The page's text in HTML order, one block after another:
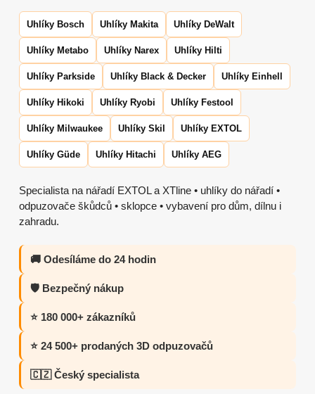
Uhlíky Bosch Uhlíky Makita Uhlíky DeWalt
Uhlíky Metabo Uhlíky Narex Uhlíky Hilti
Uhlíky Parkside Uhlíky Black & Decker Uhlíky Einhell
Uhlíky Hikoki Uhlíky Ryobi Uhlíky Festool
Uhlíky Milwaukee Uhlíky Skil Uhlíky EXTOL
Uhlíky Güde Uhlíky Hitachi Uhlíky AEG
Specialista na nářadí EXTOL a XTline • uhlíky do nářadí •
odpuzovače škůdců • sklopce • vybavení pro dům, dílnu i
zahradu.
🚚 Odesíláme do 24 hodin
🛡️ Bezpečný nákup
⭐ 180 000+ zákazníků
⭐ 24 500+ prodaných 3D odpuzovačů
🇨🇿 Český specialista